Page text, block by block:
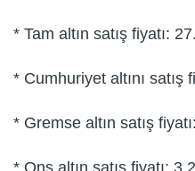
* Tam altın satış fiyatı:
* Cumhuriyet altını satış
* Gremse altın satış